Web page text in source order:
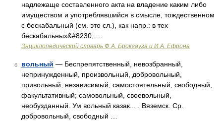
надлежаще составленного акта на владение каким либо
имуществом и употреблявшийся в смысле, тождественном
с бескабальный (см. это сл.), как напр.: в тех
бескабальных&#8230; …
Энциклопедический словарь Ф.А. Брокгауза и И.А. Ефрона
6 вольный — Беспрепятственный, невозбранный,
непринужденный, произвольный, добровольный,
привольный, независимый, самостоятельный, свободный,
факультативный; самовольный, своевольный,
необузданный. Ум вольный казак... . Вяземск. Ср.
добровольный, свободный …